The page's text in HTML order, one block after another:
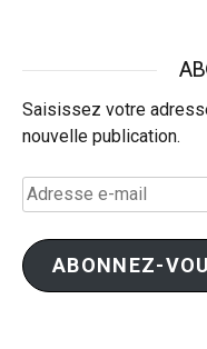
Saisissez votre
nouvelle publication.
Adresse
e-
mail
ABONNEZ-